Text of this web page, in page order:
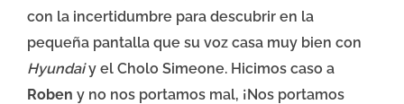
con la incertidumbre para descubrir en la
pequeña pantalla que su voz casa muy bien con
Hyundaiy el Cholo Simeone. Hicimos caso a
Roben y no nos portamos mal, ¡Nos portamos